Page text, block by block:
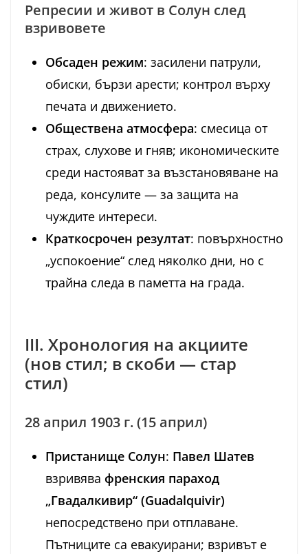
Репресии и живот в Солун след
взривовете
Обсаден режим: засилени патрули,
обиски, бързи арести; контрол върху
печата и движението.
Обществена атмосфера: смесица от
страх, слухове и гняв; икономическите
среди настояват за възстановяване на
реда, консулите — за защита на
чуждите интереси.
Краткосрочен резултат: повърхностно
„успокоение“ след няколко дни, но с
трайна следа в паметта на града.
III. Хронология на акциите
(нов стил; в скоби — стар
стил)
28 април 1903 г. (15 април)
Пристанище Солун: Павел Шатев
взривява френския параход
„Гвадалкивир“ (Guadalquivir)
непосредствено при отплаване.
Пътниците са евакуирани; взривът е